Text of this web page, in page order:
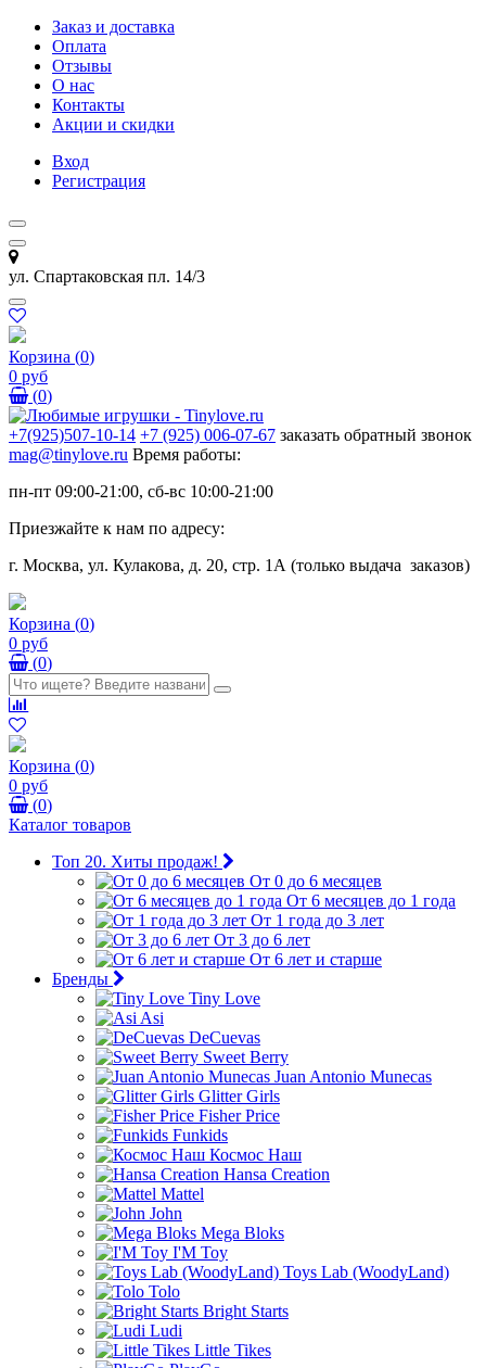
Заказ и доставка
Оплата
Отзывы
О нас
Контакты
Акции и скидки
Вход
Регистрация
ул. Спартаковская пл. 14/3
Корзина (0)
0 руб
(0)
+7(925)507-10-14 +7 (925) 006-07-67 заказать обратный звонок
mag@tinylove.ru Время работы:
пн-пт 09:00-21:00, сб-вс 10:00-21:00
Приезжайте к нам по адресу:
г. Москва, ул. Кулакова, д. 20, стр. 1А (только выдача заказов)
Корзина (0)
0 руб
(0)
Корзина (0)
0 руб
(0)
Каталог товаров
Топ 20. Хиты продаж!
От 0 до 6 месяцев
От 6 месяцев до 1 года
От 1 года до 3 лет
От 3 до 6 лет
От 6 лет и старше
Бренды
Tiny Love
Asi
DeCuevas
Sweet Berry
Juan Antonio Munecas
Glitter Girls
Fisher Price
Funkids
Космос Наш
Hansa Creation
Mattel
John
Mega Bloks
I'M Toy
Toys Lab (WoodyLand)
Tolo
Bright Starts
Ludi
Little Tikes